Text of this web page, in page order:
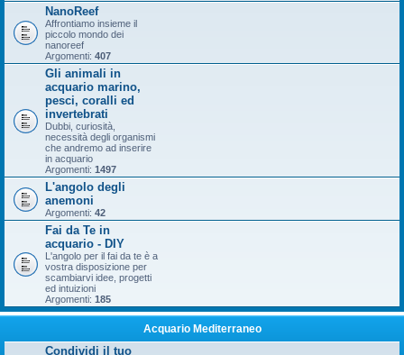
NanoReef
Affrontiamo insieme il
piccolo mondo dei
nanoreef
Argomenti: 407
Gli animali in
acquario marino,
pesci, coralli ed
invertebrati
Dubbi, curiosità,
necessità degli organismi
che andremo ad inserire
in acquario
Argomenti: 1497
L'angolo degli
anemoni
Argomenti: 42
Fai da Te in
acquario - DIY
L'angolo per il fai da te è a
vostra disposizione per
scambiarvi idee, progetti
ed intuizioni
Argomenti: 185
Acquario Mediterraneo
Condividi il tuo